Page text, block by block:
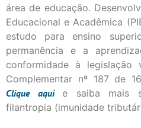
área de educação.
Educacional e Acadêmica
estudo para ensino
permanência e a
conformidade à
Complementar nº 187 de
Cliqueaqui
e saiba mais
filantropia (imunidade